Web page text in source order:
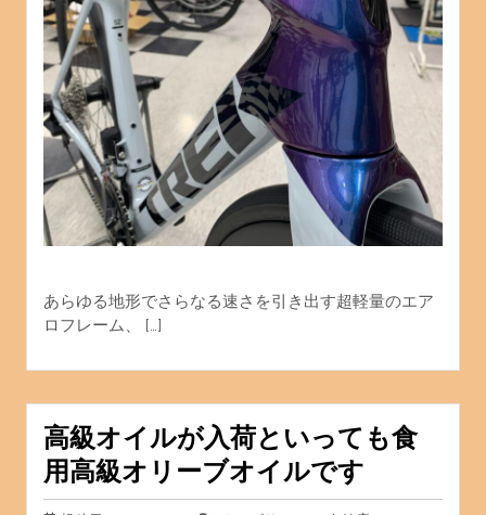
あらゆる地形でさらなる速さを引き出す超軽量のエア
ロフレーム、 […]
高級オイルが入荷といっても食
用高級オリーブオイルです